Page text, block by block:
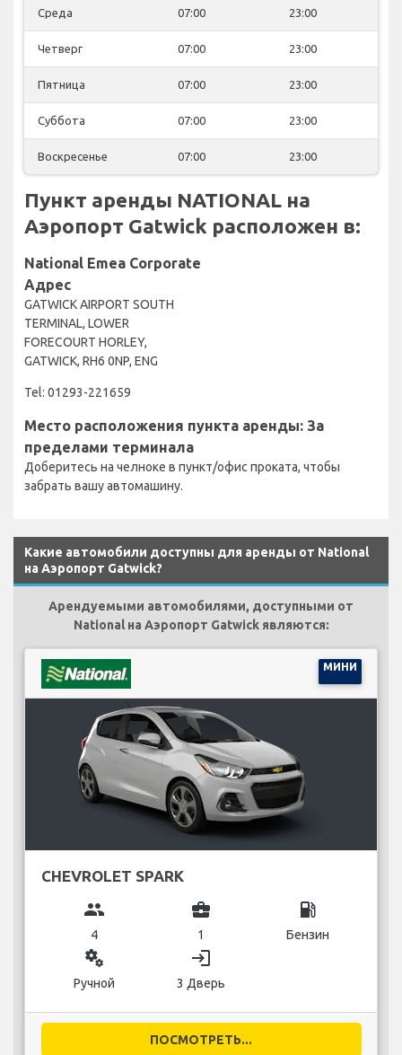
Среда 07:00 23:00
Четверг 07:00 23:00
Пятница 07:00 23:00
Суббота 07:00 23:00
Воскресенье 07:00 23:00
Пункт аренды NATIONAL на
Аэропорт Gatwick расположен в:
National Emea Corporate
Адрес
GATWICK AIRPORT SOUTH
TERMINAL, LOWER
FORECOURT HORLEY,
GATWICK, RH6 0NP, ENG
Tel: 01293-221659
Место расположения пункта аренды: За
пределами терминала
Доберитесь на челноке в пункт/офис проката, чтобы
забрать вашу автомашину.
Какие автомобили доступны для аренды от National
на Аэропорт Gatwick?
Арендуемыми автомобилями, доступными от
National на Аэропорт Gatwick являются:
МИНИ
CHEVROLET SPARK
group
4
business_center
1
local_gas_station
Бензин
miscellaneous_services
Ручной
login
3 Дверь
ПОСМОТРЕТЬ...